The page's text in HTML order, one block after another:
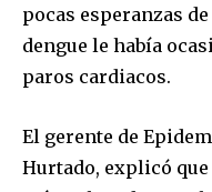
pocas esperanzas
dengue le había
paros cardiacos.
El gerente de
Hurtado, explicó